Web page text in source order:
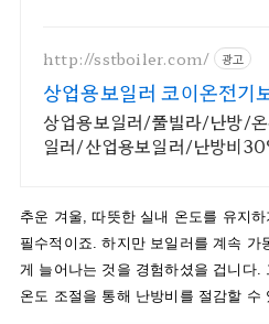
http://sstboiler.com/ 광고
상업용보일러 코이온전기
상업용보일러/풀빌라/난방/
일러/산업용보일러/난방비
추운 겨울, 따뜻한 실내 온도를 유지
필수적이죠. 하지만 보일러를 계속 가
게 늘어나는 것을 경험하셨을 겁니다.
온도 조절을 통해 난방비를 절감할 수